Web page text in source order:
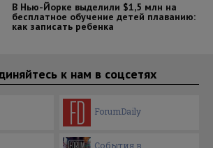
В Нью-Йорке выделили $1,5 млн на
бесплатное обучение детей плаванию:
как записать ребенка
к нам в соцсетях
ForumDaily
События в